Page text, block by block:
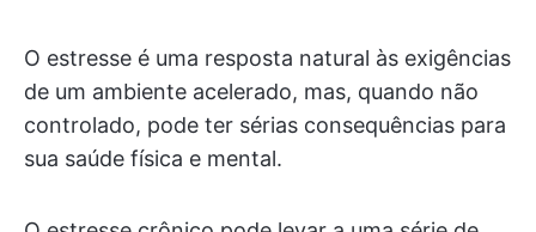
O estresse é uma resposta natural às exigências
de um ambiente acelerado, mas, quando não
controlado, pode ter sérias consequências para
sua saúde física e mental.